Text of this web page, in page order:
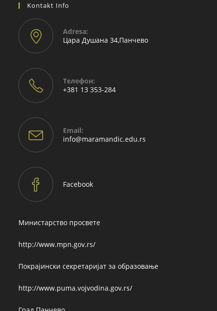
Kontakt Info
Adresа:
Цара Душана 34,Панчево
Телефон:
+381 13 353-284
Email:
info@maramandic.edu.rs
Facebook
Министарство просвете
http://www.mpn.gov.rs/
Покрајински секретаријат за образовање
http://www.puma.vojvodina.gov.rs/